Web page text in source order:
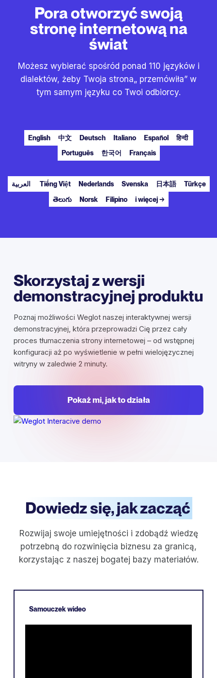
Pora otworzyć swoją
stronę internetową na
świat
Możesz wybierać spośród ponad 110 języków i
dialektów, żeby Twoja strona„ przemówiła” w
tym samym języku co Twoi odbiorcy.
English 中文 Deutsch Italiano Español
हिन्दी
Português
한국어 Français
Tiếng Việt Nederlands Svenska 日本語
Türkçe
తెలుగు
Norsk Filipino i więcej →
Skorzystaj z wersji
demonstracyjnej produktu
Poznaj możliwości Weglot naszej interaktywnej wersji
demonstracyjnej, która przeprowadzi Cię przez cały
proces tłumaczenia strony internetowej – od wstępnej
konfiguracji aż po wyświetlenie w pełni wielojęzycznej
witryny w zaledwie 2 minuty.
Pokaż mi, jak to działa
Dowiedz się, jak zacząć
Rozwijaj swoje umiejętności i zdobądź wiedzę
potrzebną do rozwinięcia biznesu za granicą,
korzystając z naszej bogatej bazy materiałów.
Samouczek wideo